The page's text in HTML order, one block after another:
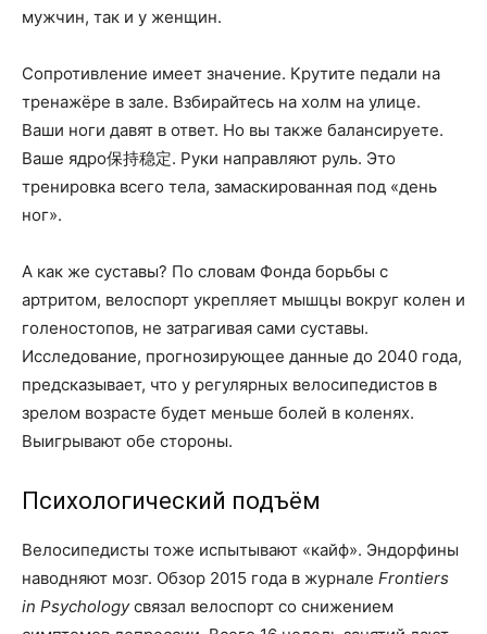
мужчин, так и у женщин.
Сопротивление имеет значение. Крутите педали на
тренажёре в зале. Взбирайтесь на холм на улице.
Ваши ноги давят в ответ. Но вы также балансируете.
Ваше ядро保持稳定. Руки направляют руль. Это
тренировка всего тела, замаскированная под «день
ног».
А как же суставы? По словам Фонда борьбы с
артритом, велоспорт укрепляет мышцы вокруг колен и
голеностопов, не затрагивая сами суставы.
Исследование, прогнозирующее данные до 2040 года,
предсказывает, что у регулярных велосипедистов в
зрелом возрасте будет меньше болей в коленях.
Выигрывают обе стороны.
Психологический подъём
Велосипедисты тоже испытывают «кайф». Эндорфины
наводняют мозг. Обзор 2015 года в журнале Frontiers
in Psychologyсвязал велоспорт со снижением